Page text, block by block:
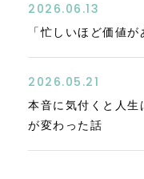
2026.06.13
「忙しいほど価値
2026.05.21
本音に気付くと人生
が変わった話